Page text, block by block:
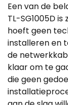
Een van de
TL-SG1005D
hoeft geen
installeren en
de
klaar om te
die geen